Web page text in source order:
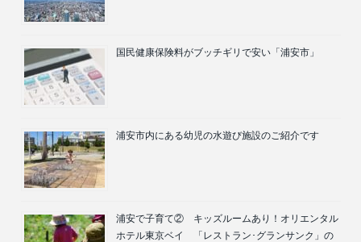
国民健康保険料がブッチギリで安い「浦安市」
浦安市内にある幼児の水遊び施設のご紹介です
浦安で子育て② キッズルームあり！オリエンタル
ホテル東京ベイ 「レストラン･グランサンク」の